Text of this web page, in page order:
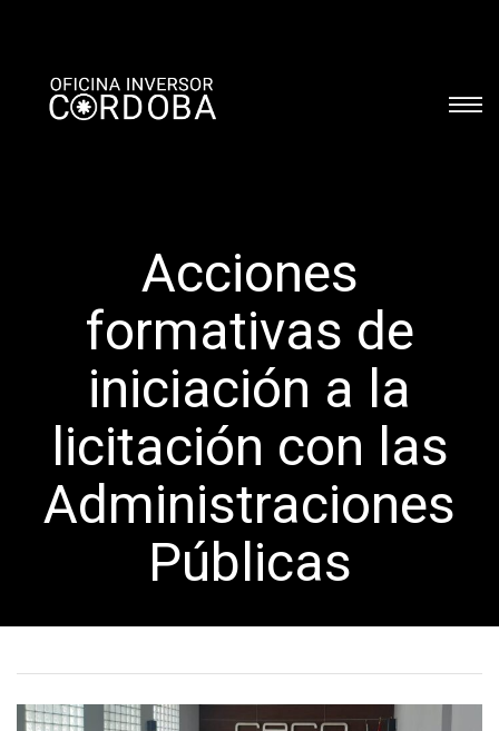
Acciones
formativas de
iniciación a la
licitación con las
Administraciones
Públicas